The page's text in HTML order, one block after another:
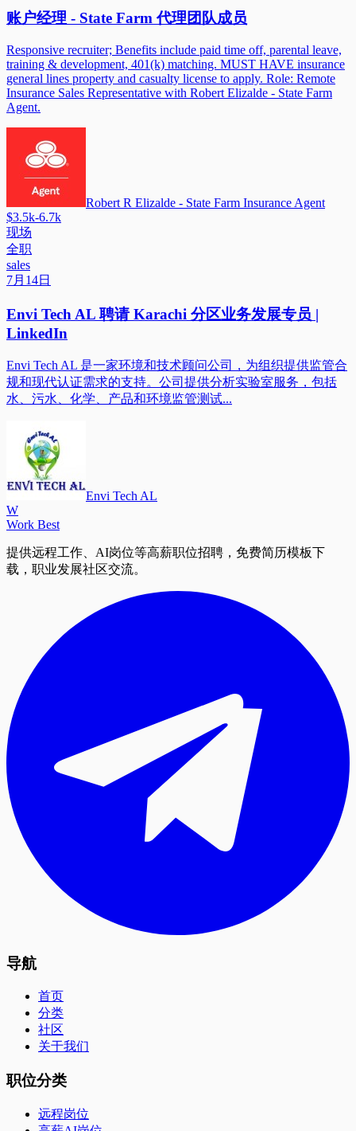
账户经理 - State Farm 代理团队成员
Responsive recruiter; Benefits include paid time off, parental leave,
training & development, 401(k) matching. MUST HAVE insurance
general lines property and casualty license to apply. Role: Remote
Insurance Sales Representative with Robert Elizalde - State Farm
Agent.
Robert R Elizalde - State Farm Insurance Agent
$3.5k-6.7k
现场
全职
sales
7月14日
Envi Tech AL 聘请 Karachi 分区业务发展专员 |
LinkedIn
Envi Tech AL 是一家环境和技术顾问公司，为组织提供监管合
规和现代认证需求的支持。公司提供分析实验室服务，包括
水、污水、化学、产品和环境监管测试...
Envi Tech AL
W
Work Best
提供远程工作、AI岗位等高薪职位招聘，免费简历模板下
载，职业发展社区交流。
导航
首页
分类
社区
关于我们
职位分类
远程岗位